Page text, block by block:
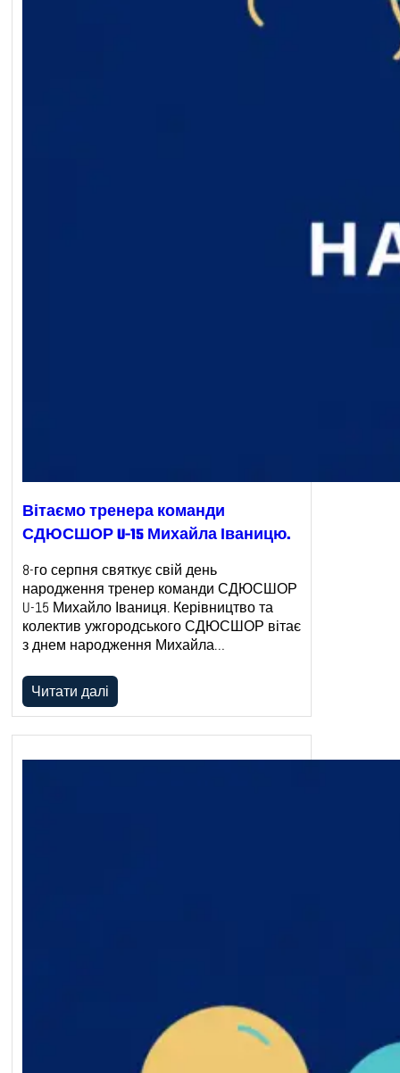
Вітаємо тренера команди
СДЮСШОР U-15 Михайла Іваницю.
8-го серпня святкує свій день
народження тренер команди СДЮСШОР
U-15 Михайло Іваниця. Керівництво та
колектив ужгородського СДЮСШОР вітає
з днем народження Михайла…
Читати далі